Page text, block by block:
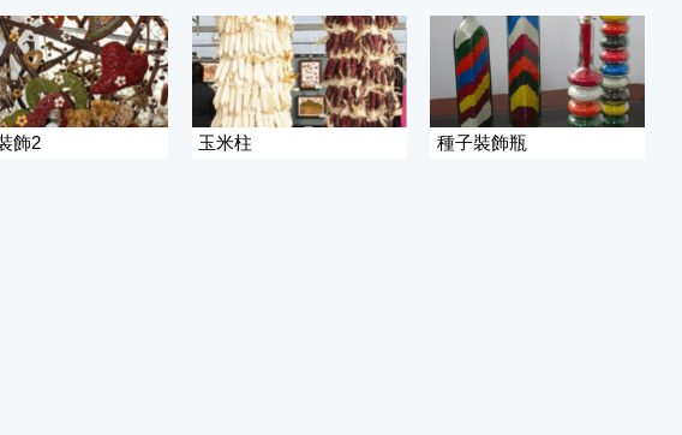
飾2 玉米柱 種子裝飾瓶